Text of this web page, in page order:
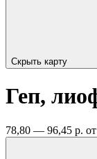
Скрыть карту
Геп,
78,80 — 96,45 р.